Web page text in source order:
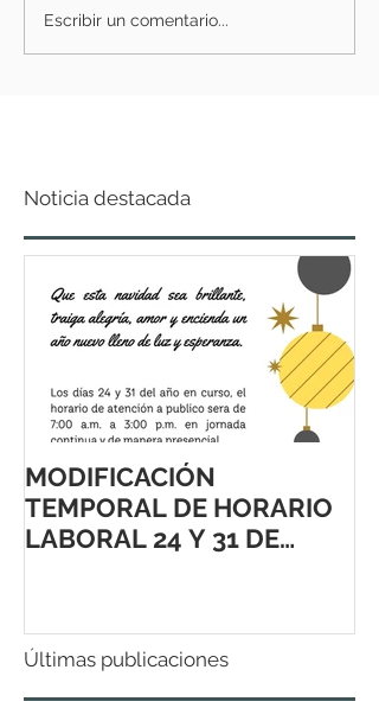
Escribir un comentario...
Noticia destacada
MODIFICACIÓN
TEMPORAL DE HORARIO
LABORAL 24 Y 31 DE
Últimas publicaciones